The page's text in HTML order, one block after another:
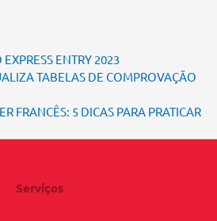
ENTRY 2023
TABELAS DE COMPROVAÇÃO
FRANCÊS: 5 DICAS PARA PRATICAR
Serviços